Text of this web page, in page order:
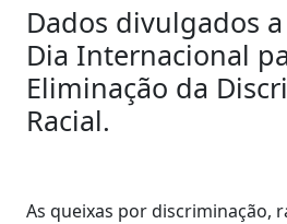
Dados divulgados
Dia Internacional
Eliminação da
Racial.
As queixas por discriminação,